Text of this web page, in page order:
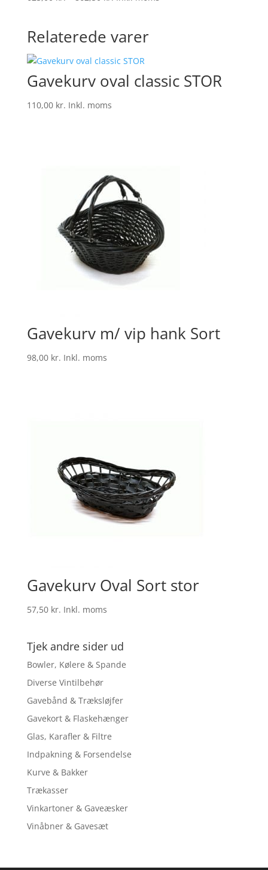
862,50 kr.
Relaterede varer
Gavekurv oval classic STOR
110,00 kr. Inkl. moms
Gavekurv m/ vip hank Sort
98,00 kr. Inkl. moms
Gavekurv Oval Sort stor
57,50 kr. Inkl. moms
Tjek andre sider ud
Bowler, Kølere & Spande
Diverse Vintilbehør
Gavebånd & Træksløjfer
Gavekort & Flaskehænger
Glas, Karafler & Filtre
Indpakning & Forsendelse
Kurve & Bakker
Trækasser
Vinkartoner & Gaveæsker
Vinåbner & Gavesæt